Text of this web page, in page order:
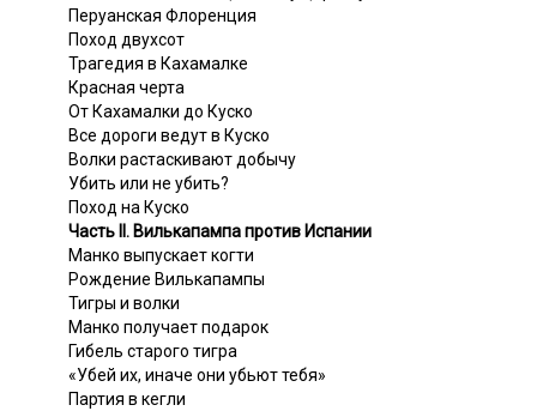
Перуанская Флоренция
Поход двухсот
Трагедия в Кахамалке
Красная черта
От Кахамалки до Куско
Все дороги ведут в Куско
Волки растаскивают добычу
Убить или не убить?
Поход на Куско
Часть II. Вилькапампа против Испании
Манко выпускает когти
Рождение Вилькапампы
Тигры и волки
Манко получает подарок
Гибель старого тигра
«Убей их, иначе они убьют тебя»
Партия в кегли